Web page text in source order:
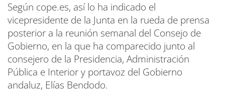
Según cope.es, así lo ha indicado el
vicepresidente de la Junta en la rueda de prensa
posterior a la reunión semanal del Consejo de
Gobierno, en la que ha comparecido junto al
consejero de la Presidencia, Administración
Pública e Interior y portavoz del Gobierno
andaluz, Elías Bendodo.